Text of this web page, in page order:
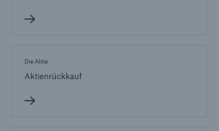
Die Aktie
Aktienrückkauf
Marine Trend Radar 2025